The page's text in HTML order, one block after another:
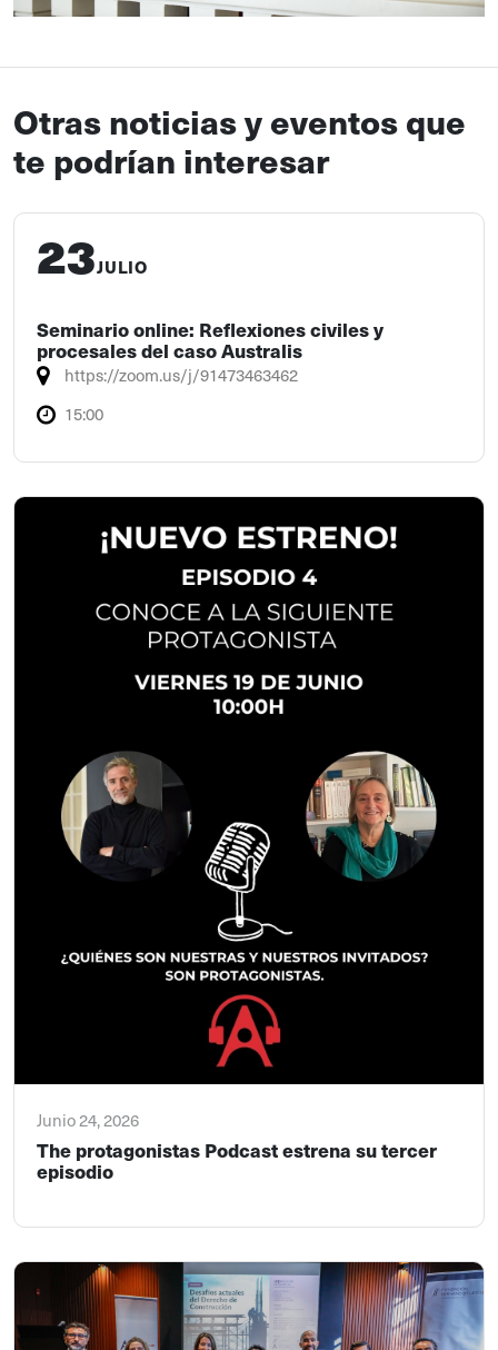
Otras noticias y eventos que
te podrían interesar
23JULIO
Seminario online: Reflexiones civiles y
procesales del caso Australis
https://zoom.us/j/91473463462
15:00
Junio 24, 2026
The protagonistas Podcast estrena su tercer
episodio